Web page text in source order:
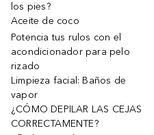
los pies?
Aceite de coco
Potencia tus rulos con el
acondicionador para pelo
rizado
Limpieza facial: Baños de
vapor
¿CÓMO DEPILAR LAS CEJAS
CORRECTAMENTE?